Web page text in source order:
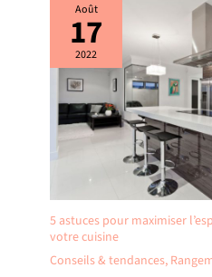
Août
17
2022
5 astuces pour maximiser
votre cuisine
Conseils & tendances,